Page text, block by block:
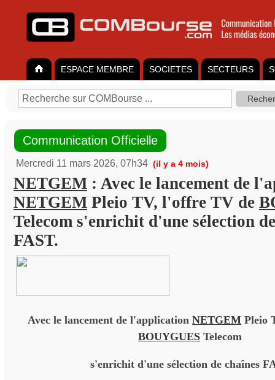
ESPACE MEMBRE SOCIETES SECTEURS
Communication Officielle
Mercredi 11 mars 2026, 07h34 (il y a 4 mois)
NETGEM : Avec le lancement de
NETGEM Pleio TV, l'offre TV de
Telecom s'enrichit d'une sélection
FAST.
Avec le lancement de l'application NETGEM Pleio
BOUYGUES Telecom
s'enrichit d'une sélection de chaînes